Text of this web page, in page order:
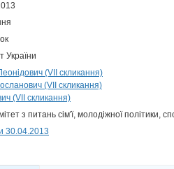
України
(VII скликання)
(VII скликання)
(VII скликання)
з питань сім'ї, молодіжної політики,
30.04.2013